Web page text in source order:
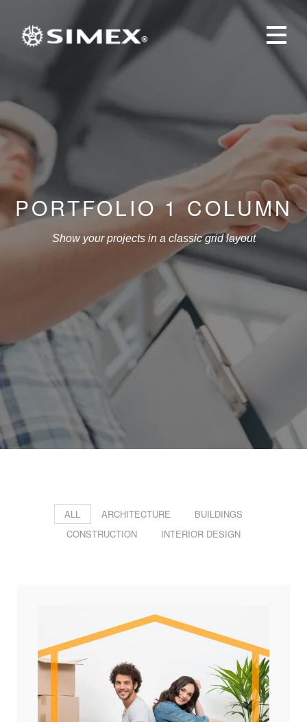
PORTFOLIO 1 COLUMN
Show your projects in a classic grid layout
ALL ARCHITECTURE
BUILDINGS
CONSTRUCTION
INTERIOR DESIGN